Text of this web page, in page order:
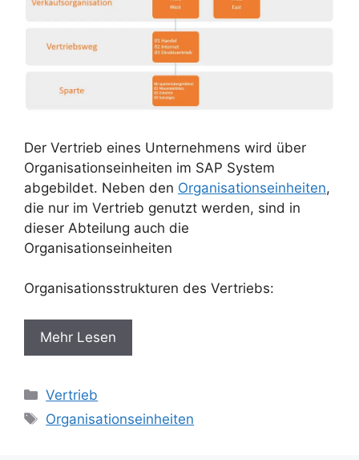
Der Vertrieb eines Unternehmens wird über
Organisationseinheiten im SAP System
abgebildet. Neben den Organisationseinheiten,
die nur im Vertrieb genutzt werden, sind in
dieser Abteilung auch die
Organisationseinheiten
Organisationsstrukturen des Vertriebs:
Mehr Lesen
Categories
Vertrieb
Tags
Organisationseinheiten